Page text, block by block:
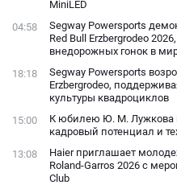
MiniLED
04:58
Segway Powersports
Red Bull Erzbergrodeo
внедорожных гонок в
18:18
Segway Powersports
Erzbergrodeo,
культуры квадроциклов
15:00
К юбилею Ю. М. Лужкова
кадровый потенциал и
13:08
Haier приглашает
Roland-Garros 2026 с
Club